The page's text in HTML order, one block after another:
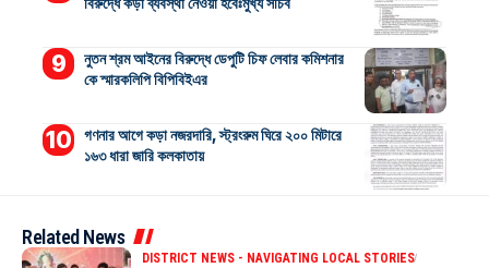
নুতন শ্রম আইনের বিরুদ্ধে ডেপুটি চিফ লেবার কমিশনার
কে স্মারকলিপি বিপিবিইএর
গণনার আগে কড়া নজরদারি, স্ট্রংরুম ঘিরে ২০০ মিটারে
১৬৩ ধারা জারি কলকাতায়
Related News
DISTRICT NEWS - NAVIGATING LOCAL STORIES